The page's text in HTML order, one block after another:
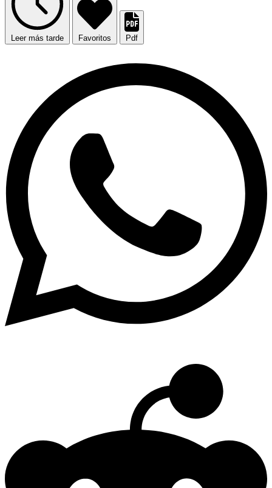
Leer más tarde Favoritos Pdf